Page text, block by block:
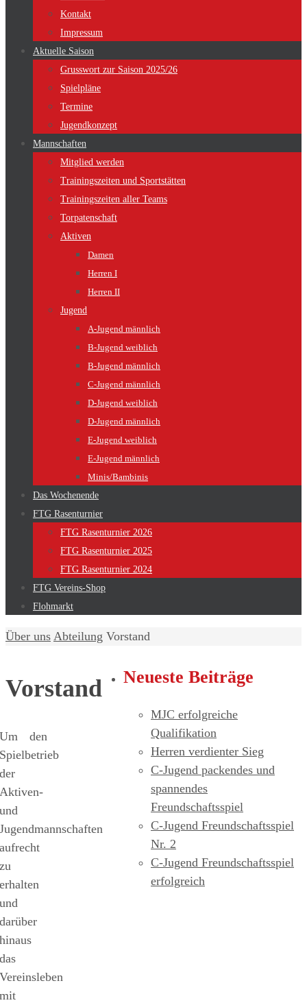
Kontakt
Impressum
Aktuelle Saison
Grusswort zur Saison 2025/26
Spielpläne
Termine
Jugendkonzept
Mannschaften
Mitglied werden
Trainingszeiten und Sportstätten
Trainingszeiten aller Teams
Torpatenschaft
Aktiven
Damen
Herren I
Herren II
Jugend
A-Jugend männlich
B-Jugend weiblich
B-Jugend männlich
C-Jugend männlich
D-Jugend weiblich
D-Jugend männlich
E-Jugend weiblich
E-Jugend männlich
Minis/Bambinis
Das Wochenende
FTG Rasenturnier
FTG Rasenturnier 2026
FTG Rasenturnier 2025
FTG Rasenturnier 2024
FTG Vereins-Shop
Flohmarkt
Home
Über uns Abteilung Vorstand
Vorstand
Um den
Spielbetrieb
der
Aktiven-
und
Jugendmannschaften
aufrecht
zu
erhalten
und
darüber
hinaus
das
Vereinsleben
mit
Neueste Beiträge
MJC erfolgreiche
Qualifikation
Herren verdienter Sieg
C-Jugend packendes und
spannendes
Freundschaftsspiel
C-Jugend Freundschaftsspiel
Nr. 2
C-Jugend Freundschaftsspiel
erfolgreich